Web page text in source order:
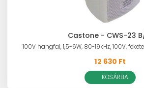
Castone - CWS-23
100V hangfal, 1,5-6W, 80-19kHz, 100V,
12 630 Ft
KOSÁRBA